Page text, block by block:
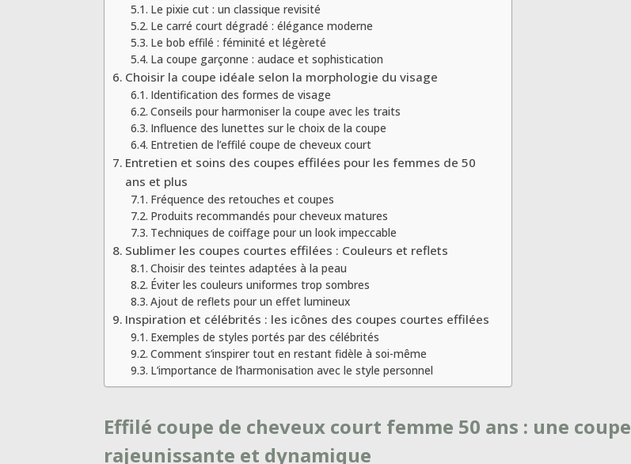
Le pixie cut : un classique revisité
Le carré court dégradé : élégance moderne
Le bob effilé : féminité et légèreté
La coupe garçonne : audace et sophistication
Choisir la coupe idéale selon la morphologie du visage
Identification des formes de visage
Conseils pour harmoniser la coupe avec les traits
Influence des lunettes sur le choix de la coupe
Entretien de l’effilé coupe de cheveux court
Entretien et soins des coupes effilées pour les femmes de 50
ans et plus
Fréquence des retouches et coupes
Produits recommandés pour cheveux matures
Techniques de coiffage pour un look impeccable
Sublimer les coupes courtes effilées : Couleurs et reflets
Choisir des teintes adaptées à la peau
Éviter les couleurs uniformes trop sombres
Ajout de reflets pour un effet lumineux
Inspiration et célébrités : les icônes des coupes courtes effilées
Exemples de styles portés par des célébrités
Comment s’inspirer tout en restant fidèle à soi-même
L’importance de l’harmonisation avec le style personnel
Effilé coupe de cheveux court femme 50 ans : une coupe
rajeunissante et dynamique